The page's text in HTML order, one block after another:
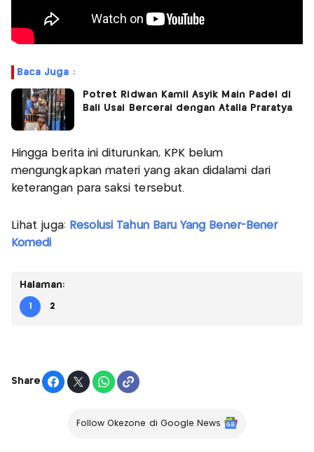
Baca Juga :
Potret Ridwan Kamil Asyik Main Padel di
Bali Usai Bercerai dengan Atalia Praratya
Hingga berita ini diturunkan, KPK belum
mengungkapkan materi yang akan didalami dari
keterangan para saksi tersebut.
Lihat juga: Resolusi Tahun Baru Yang Bener-Bener
Komedi
Halaman:
1 2
Share
Follow Okezone di Google News